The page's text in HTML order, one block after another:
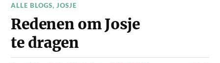
ALLE BLOGS,JOSJE
Redenen om Josje
te dragen